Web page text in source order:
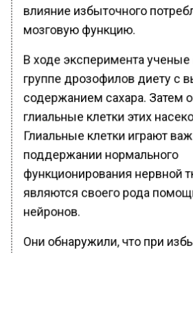
влияние избыточного
мозговую функцию.
В ходе эксперимента
группе дрозофилов диету с
содержанием сахара. Затем
глиальные клетки этих
Глиальные клетки играют
поддержании нормального
функционирования нервной
являются своего рода
нейронов.
Они обнаружили, что при